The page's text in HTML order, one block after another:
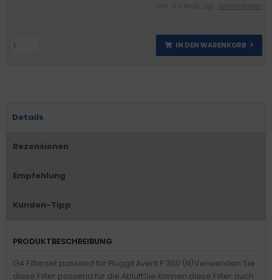
inkl. 19 % MwSt. zzgl.
Versandkosten
IN DEN WARENKORB
Details
Rezensionen
Empfehlung
Kunden-Tipp
PRODUKTBESCHREIBUNG
G4 Filterset passend für Pluggit Avent P 300 (N).Verwenden Sie
diese Filter passend für die Abluft.Sie können diese Filter auch